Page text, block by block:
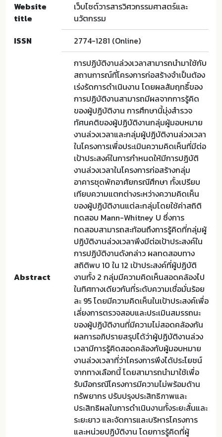
Website
title
เว็บไซต์วารสารวิศวกรรมศาสตร์และ
นวัตกรรม
ISSN
2774-1281 (Online)
Abstract
การปฏิบัติงานล่วงเวลาสามารถนํามาใช้กับ
สถานการณ์ที่โครงการก่อสร้างจำเป็นต้อง
เร่งรัดการดำเนินงาน โดยผลสัมฤทธิ์ของ
การปฏิบัติงานสามารถมีผลจากการรู้คิด
ของผู้ปฏิบัติงาน การศึกษานี้มุ่งสํารวจ
ทัศนคติของผู้ปฏิบัติงานกลุ่มผู้มอบหมาย
งานล่วงเวลาและกลุ่มผู้ปฏิบัติงานล่วงเวลา
ในโครงการเพื่อประเมินความคิดเห็นที่มีต่อ
เป้าประสงค์ในการกําหนดให้มีการปฏิบัติ
งานล่วงเวลาในโครงการก่อสร้างกลุ่ม
อาคารชุดพักอาศัยกรณีศึกษา ทั้งเปรียบ
เทียบความแตกต่างระหว่างความคิดเห็น
ของผู้ปฏิบัติงานแต่ละกลุ่มโดยใช้ค่าสถิติ
ทดสอบ Mann-Whitney U ซึ่งการ
ทดสอบสามารถสะท้อนถึงการรู้คิดที่กลุ่มผู้
ปฏิบัติงานล่วงเวลาพึงมีต่อเป้าประสงค์ใน
การปฏิบัติงานดังกล่าว ผลทดสอบทาง
สถิติพบ 10 ใน 12 เป้าประสงค์ที่ผู้ปฏิบัติ
งานทั้ง 2 กลุ่มมีความคิดเห็นสอดคล้องไป
ในทิศทางเดียวกันที่ระดับความเชื่อมั่นร้อย
ละ 95 โดยมีความคิดเห็นในเป้าประสงค์เพื่อ
เลี่ยงการตรวจสอบและประเมินสมรรถนะ
ของผู้ปฏิบัติงานที่มีความไม่สอดคล้องกัน
ผลการอภิปรายสรุปได้ว่าผู้ปฏิบัติงานล่วง
เวลามีการรู้คิดสอดคล้องกับผู้มอบหมาย
งานล่วงเวลาที่ว่าโครงการพึงได้ประโยชน์
จากทางเลือกนี้ โดยสามารถนํามาใช้เพื่อ
รับมือกรณีโครงการมีความไม่พร้อมด้าน
ทรัพยากร ปรับปรุงประสิทธิภาพและ
ประสิทธิผลในการดำเนินงานทั้งระยะสั้นและ
ระยะยาว และจัดการและบริหารโครงการ
และหน่วยปฏิบัติงาน โดยการรู้คิดที่ผู้